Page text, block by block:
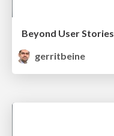
Beyond User Stories
gerritbeine